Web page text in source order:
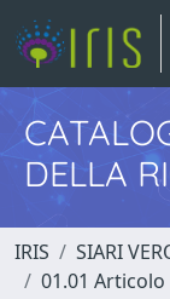
DELLA
IRIS SIARI
01.01 Articolo